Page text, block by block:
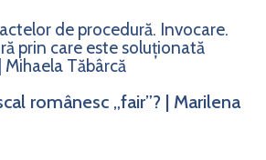
de procedură. Invocare.
prin care este soluționată
Tăbârcă
românesc „fair”? | Marilena